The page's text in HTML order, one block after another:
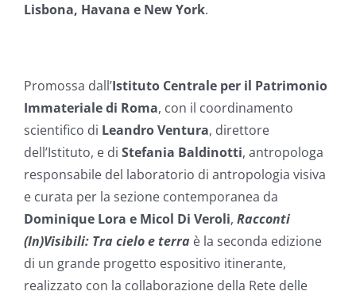
Lisbona, Havana e New York.
Promossa dall’Istituto Centrale per il Patrimonio
Immateriale di Roma, con il coordinamento
scientifico di Leandro Ventura, direttore
dell’Istituto, e di Stefania Baldinotti, antropologa
responsabile del laboratorio di antropologia visiva
e curata per la sezione contemporanea da
Dominique Lora e Micol Di Veroli, Racconti
(In)Visibili: Tra cielo e terra è la seconda edizione
di un grande progetto espositivo itinerante,
realizzato con la collaborazione della Rete delle